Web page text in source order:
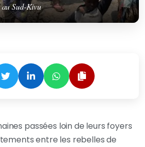
Sud-Kivu
passées loin de leurs foyers
entre les rebelles de